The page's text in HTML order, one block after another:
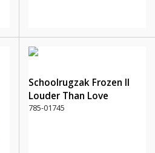
Schoolrugzak Frozen II
Louder Than Love
785-01745